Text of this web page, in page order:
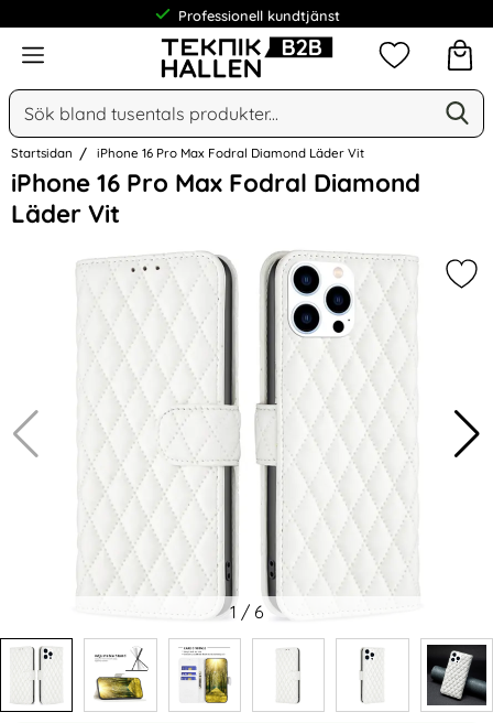
Professionell kundtjänst
Meny
Sök
Sök på Narse Group AB
Mina
Startsidan iPhone 16 Pro Max Fodral Diamond Läder Vit
iPhone 16 Pro Max Fodral Diamond
Läder Vit
Hoppa
över
Bilder
1 / 6